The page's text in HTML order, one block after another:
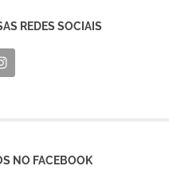
REDES SOCIAIS
NO FACEBOOK